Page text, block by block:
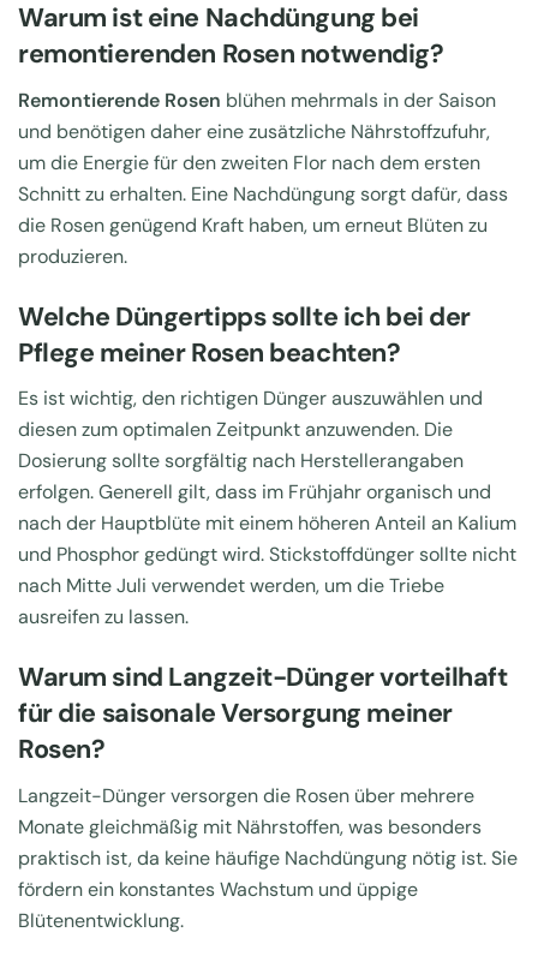
Warum ist eine Nachdüngung bei
remontierenden Rosen notwendig?
Remontierende Rosen blühen mehrmals in der Saison
und benötigen daher eine zusätzliche Nährstoffzufuhr,
um die Energie für den zweiten Flor nach dem ersten
Schnitt zu erhalten. Eine Nachdüngung sorgt dafür, dass
die Rosen genügend Kraft haben, um erneut Blüten zu
produzieren.
Welche Düngertipps sollte ich bei der
Pflege meiner Rosen beachten?
Es ist wichtig, den richtigen Dünger auszuwählen und
diesen zum optimalen Zeitpunkt anzuwenden. Die
Dosierung sollte sorgfältig nach Herstellerangaben
erfolgen. Generell gilt, dass im Frühjahr organisch und
nach der Hauptblüte mit einem höheren Anteil an Kalium
und Phosphor gedüngt wird. Stickstoffdünger sollte nicht
nach Mitte Juli verwendet werden, um die Triebe
ausreifen zu lassen.
Warum sind Langzeit-Dünger vorteilhaft
für die saisonale Versorgung meiner
Rosen?
Langzeit-Dünger versorgen die Rosen über mehrere
Monate gleichmäßig mit Nährstoffen, was besonders
praktisch ist, da keine häufige Nachdüngung nötig ist. Sie
fördern ein konstantes Wachstum und üppige
Blütenentwicklung.